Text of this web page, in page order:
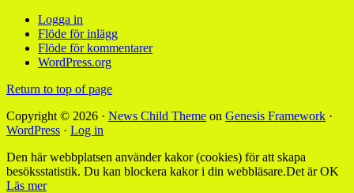
Logga in
Flöde för inlägg
Flöde för kommentarer
WordPress.org
Return to top of page
Copyright © 2026 · News Child Theme on Genesis Framework ·
WordPress · Log in
Den här webbplatsen använder kakor (cookies) för att skapa
besöksstatistik. Du kan blockera kakor i din webbläsare.Det är OK
Läs mer